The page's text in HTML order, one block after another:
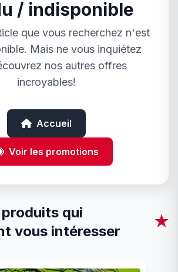
/ indisponible
que vous recherchez n'est
Mais ne vous inquiétez
nos autres offres
incroyables!
Accueil
Voir les promotions
qui
vous intéresser
★